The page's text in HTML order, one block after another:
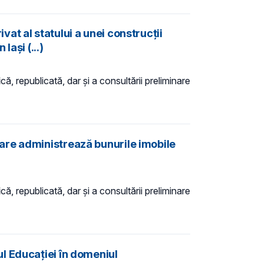
al statului a unei construcții
Iaşi (...)
republicată, dar și a consultării preliminare
administrează bunurile imobile
republicată, dar și a consultării preliminare
Educației în domeniul